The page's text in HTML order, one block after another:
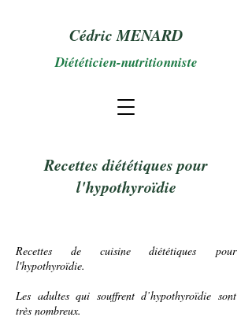
Cédric MENARD
Diététicien-nutritionniste
Recettes diététiques pour
l'hypothyroïdie
Recettes de cuisine diététiques pour
l'hypothyroïdie.
Les adultesqui souffrent d’hypothyroïdie sont
très nombreux.